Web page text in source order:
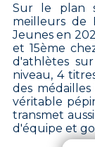
Sur le plan
meilleurs de
Jeunes en
et 15ème
d'athlètes
niveau, 4
des
véritable
transmet
d'équipe et